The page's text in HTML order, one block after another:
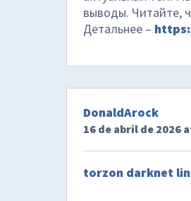
выводы. Читайте,
Детальнее –
DonaldArock
16 de abril de 2026
torzon darknet